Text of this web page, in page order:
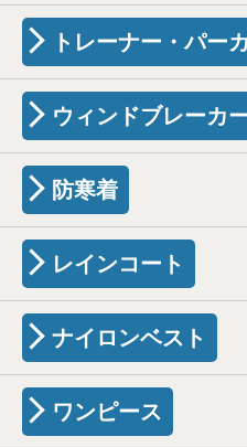
トレーナー・パー
ウィンドブレーカ
防寒着
レインコート
ナイロンベスト
ワンピース